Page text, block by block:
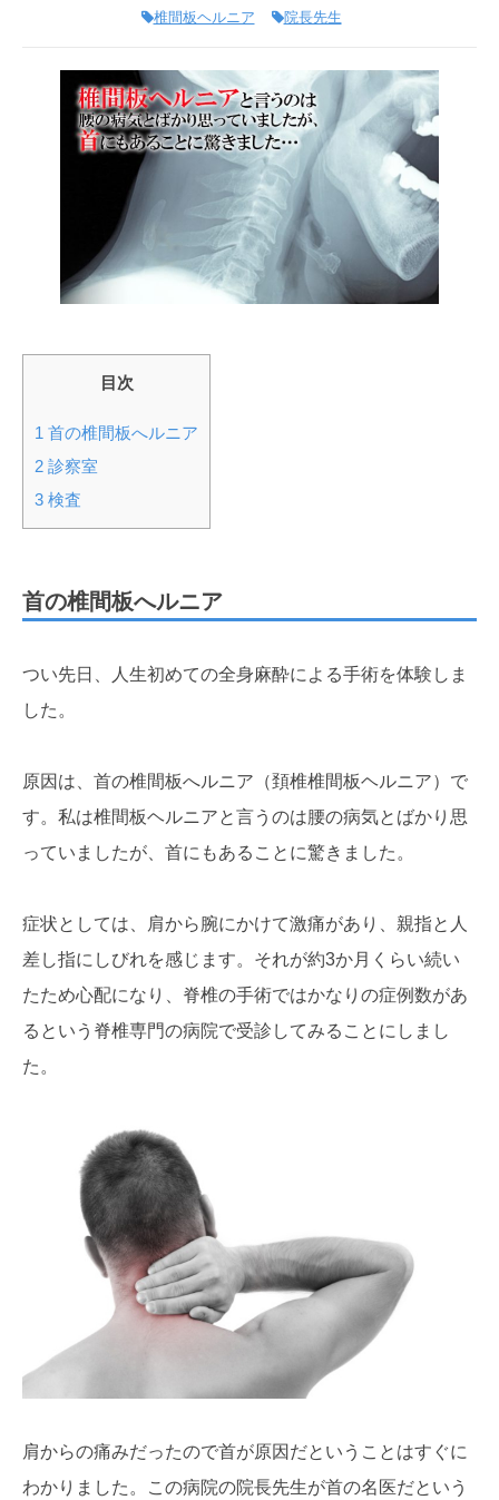
椎間板ヘルニア
院長先生
目次
1 首の椎間板へルニア
2 診察室
3 検査
首の椎間板へルニア
つい先日、人生初めての全身麻酔による手術を体験しま
した。
原因は、首の椎間板へルニア（頚椎椎間板ヘルニア）で
す。私は椎間板ヘルニアと言うのは腰の病気とばかり思
っていましたが、首にもあることに驚きました。
症状としては、肩から腕にかけて激痛があり、親指と人
差し指にしびれを感じます。それが約3か月くらい続い
たため心配になり、脊椎の手術ではかなりの症例数があ
るという脊椎専門の病院で受診してみることにしまし
た。
肩からの痛みだったので首が原因だということはすぐに
わかりました。この病院の院長先生が首の名医だという